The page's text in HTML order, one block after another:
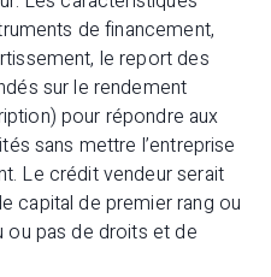
de financement,
le report des
sur le rendement
pour répondre aux
sans mettre l’entreprise
Le crédit vendeur serait
capital de premier rang ou
ou pas de droits et de